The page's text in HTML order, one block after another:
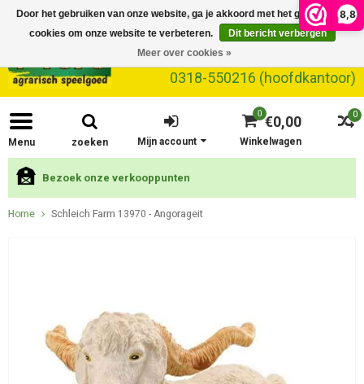
8,8
0318-550216 (hoofdkantoor)
Menu zoeken
0
0 €0,00
Winkelwagen
Mijn account
Bezoek onze verkooppunten
Home Schleich Farm 13970 - Angorageit
Door het gebruiken van onze website, ga je akkoord met het gebruik van
cookies om onze website te verbeteren.
Dit bericht verbergen
Meer over cookies »